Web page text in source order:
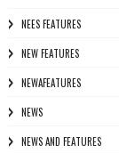
NEES FEATURES
NEW FEATURES
NEWAFEATURES
NEWS
NEWS AND FEATURES